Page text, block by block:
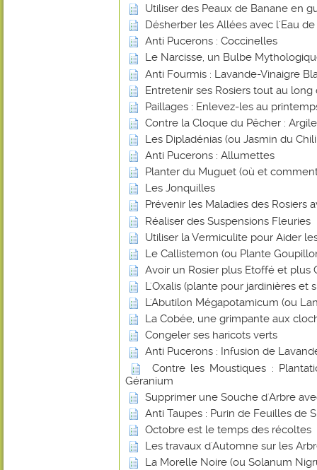
Utiliser des Peaux de Banane en
Désherber les Allées avec l'Eau
Anti Pucerons : Coccinelles
Le Narcisse, un Bulbe
Anti Fourmis : Lavande-Vinaigre
Entretenir ses Rosiers tout au long
Paillages : Enlevez-les au
Contre la Cloque du Pêcher : Argile
Les Dipladénias (ou Jasmin du
Anti Pucerons : Allumettes
Planter du Muguet (où et
Les Jonquilles
Prévenir les Maladies des Rosiers
Réaliser des Suspensions Fleuries
Utiliser la Vermiculite pour Aider
Le Callistemon (ou Plante
Avoir un Rosier plus Etoffé et plus
L'Oxalis (plante pour jardinières et
L'Abutilon Mégapotamicum (ou
La Cobée, une grimpante aux
Congeler ses haricots verts
Anti Pucerons : Infusion de
Contre les Moustiques :
Géranium
Supprimer une Souche d'Arbre
Anti Taupes : Purin de Feuilles de
Octobre est le temps des récoltes
Les travaux d'Automne sur les
La Morelle Noire (ou Solanum